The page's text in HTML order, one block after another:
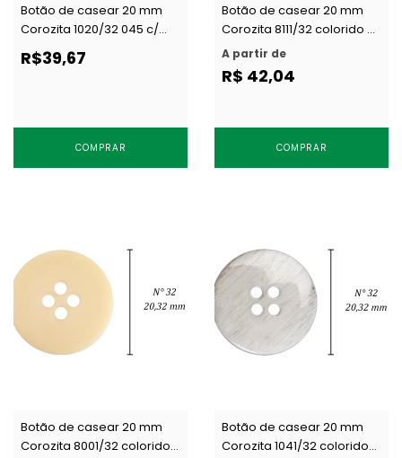
Botão de casear 20 mm
Corozita 1020/32 045 c/
144 un
R$39,67
COMPRAR
Botão de casear 20 mm
Corozita 8111/32 colorido c/
144 un
A partir de
R$ 42,04
COMPRAR
Botão de casear 20 mm
Corozita 8001/32 colorido
Botão de casear 20 mm
Corozita 1041/32 colorido